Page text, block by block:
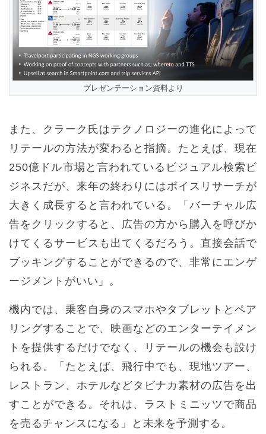
プレゼンテーション資料より
また、クラーク氏はテクノロジーの進化によって
リテールの方法が変わると指摘。たとえば、現在
250億ドル市場と言われているビジュアル検索ビ
ジネスだが、来年の終わりにはボイスリサーチが
大きく成長すると言われている。「バーチャル広
告をクリックすると、広告の方から購入を呼びか
けてくるサービスも出てくるだろう。直接会話で
ブッキングすることができるので、非常にエンゲ
ージメントがいい」。
機内では、乗客自身のスマホやタブレットとペア
リングすることで、映画などのエンターテイメン
トを提供するだけでなく、リテールの機会も設け
られる。「たとえば、飛行中でも、現地ツアー、
レストラン、ホテルなどタビナカ素材の広告を出
すことができる。それは、ラストミニッツで商品
を売るチャンスになる」と未来を予測する。